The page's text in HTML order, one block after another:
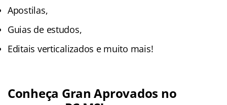
Apostilas,
Guias de estudos,
Editais verticalizados e muito mais!
Conheça Gran Aprovados no